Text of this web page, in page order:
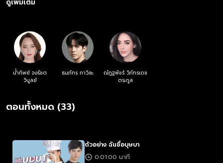
เชฟสาวผู้ไม่ LUCKY ทั้ง IN LOVE และ IN GAME บังเอิญพบกับนักธุรกิจ
รับบท "แฟนกำมะลอ"
ดูเพิ่มเติม
น้ำทิพย์ จงรัชต
วิบูลย์
ธนภัทร กาวิละ
ณัฎฐพัชร์ วิภัทรเดช
ตระกูล
ตอนทั้งหมด (33)
ตัวอย่าง ฉันชื่อบุษบา
0:01:00 นาที